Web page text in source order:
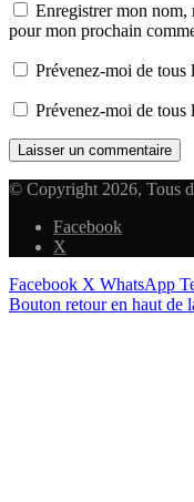
Enregistrer mon nom,
pour mon prochain
Prévenez-moi de tous
Prévenez-moi de tous
© Copyright 2026, Tous
Facebook
X
Facebook X WhatsApp
Bouton retour en haut de